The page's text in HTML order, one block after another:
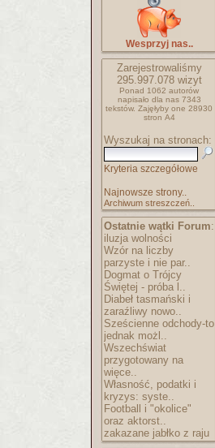
Wesprzyj nas..
Zarejestrowaliśmy
295.997.078wizyt
Ponad 1062 autorów
napisało dla nas 7343
tekstów. Zajęłyby one 28930
stron A4
Wyszukaj na stronach:
Kryteria szczegółowe
Najnowsze strony..
Archiwum streszczeń..
Ostatnie wątki Forum:
iluzja wolności
Wzór na liczby
parzyste i nie par..
Dogmat o Trójcy
Świętej - próba l..
Diabeł tasmański i
zaraźliwy nowo..
Sześcienne odchody-to
jednak możl..
Wszechświat
przygotowany na
więce..
Własność, podatki i
kryzys: syste..
Football i "okolice"
oraz aktorst..
zakazane jabłko z raju